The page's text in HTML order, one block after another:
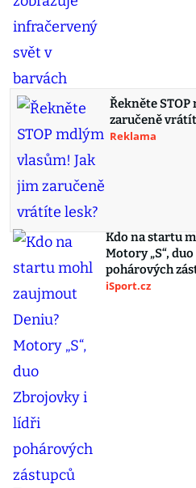
Řekněte
zaručeně
Reklama
Kdo na startu
Motory „S“,
pohárových
iSport.cz